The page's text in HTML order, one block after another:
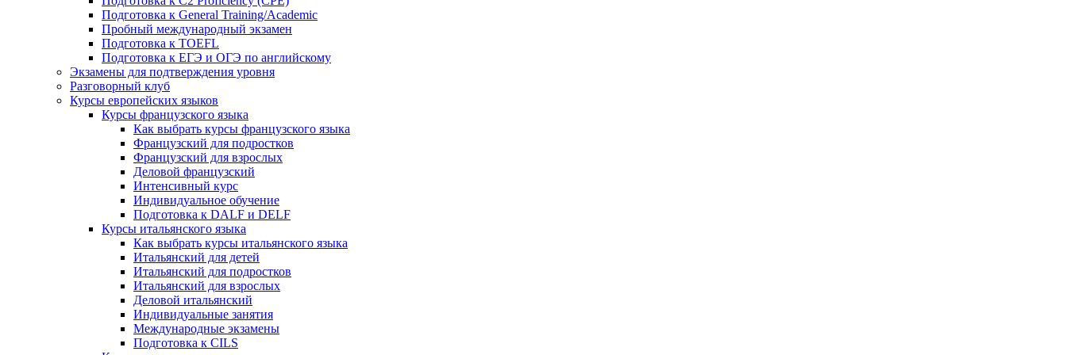
Подготовка к General Training/Academic
Пробный международный экзамен
Подготовка к TOEFL
Подготовка к ЕГЭ и ОГЭ по английскому
Экзамены для подтверждения уровня
Разговорный клуб
Курсы европейских языков
Курсы французского языка
Как выбрать курсы французского языка
Французский для подростков
Французский для взрослых
Деловой французский
Интенсивный курс
Индивидуальное обучение
Подготовка к DALF и DELF
Курсы итальянского языка
Как выбрать курсы итальянского языка
Итальянский для детей
Итальянский для подростков
Итальянский для взрослых
Деловой итальянский
Индивидуальные занятия
Международные экзамены
Подготовка к CILS